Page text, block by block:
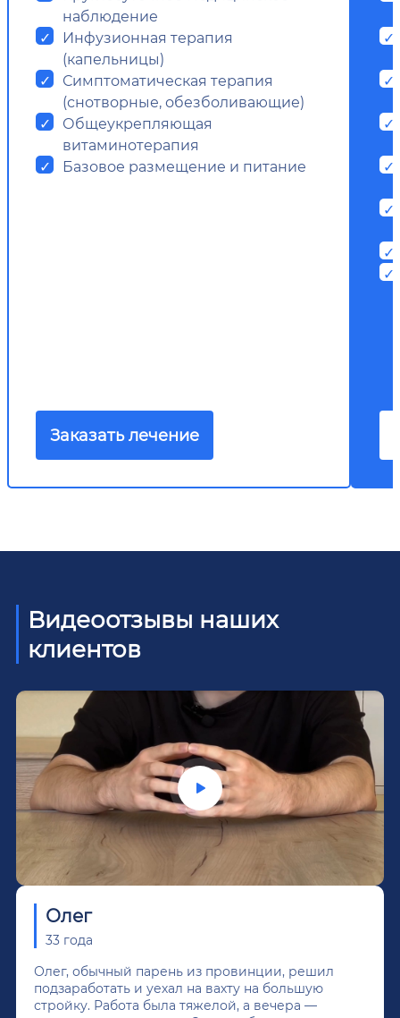
наблюдение
Инфузионная терапия
(капельницы)
Симптоматическая терапия
(снотворные, обезболивающие)
Общеукрепляющая
витаминотерапия
Базовое размещение и питание
Заказать лечение
Видеоотзывы наших
клиентов
Олег
33 года
Олег, обычный парень из провинции, решил
подзаработать и уехал на вахту на большую
стройку. Работа была тяжелой, а вечера —